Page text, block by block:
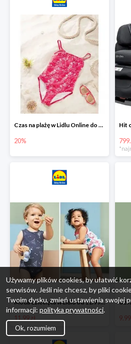
Czas na plażę w Lidlu Online do -20%
20%
Moda dziecięca w Lidlu od 11.99 zł
11.99 zł 9.99
Używamy plików cookies, by ułatwić
serwisów. Jeśli nie chcesz, by pliki
Twoim dysku, zmień ustawienia swojej
informacji: polityka prywatności.
Ok, rozumiem